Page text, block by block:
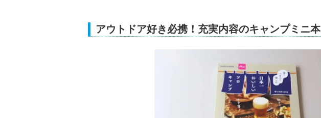
アウトドア好き必携！充実内容のキャンプミニ本